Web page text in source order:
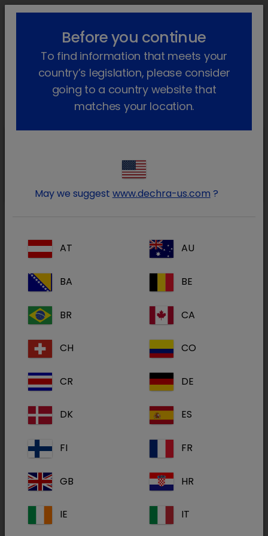
lock_outline search menu
Produtos
Farmacêutico
Cães e gatos
Só com receita veterinária
Tralieve
Voltar atrás
Tralieve
Tralieve 50 mg/ml solução
injetável para cães
Tralieve 20 mg comprimidos para
mastigar para cães
Tralieve 80 mg comprimidos para
Before you continue
To find information that meets your
country’s legislation, please consider
going to a country website that
matches your location.
May we suggest www.dechra-us.com ?
AT AU
BA BE
BR CA
CH CO
CR DE
DK ES
FI FR
GB HR
IE IT